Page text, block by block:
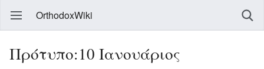
OrthodoxWiki
Πρότυπο:10 Ιανουάριος